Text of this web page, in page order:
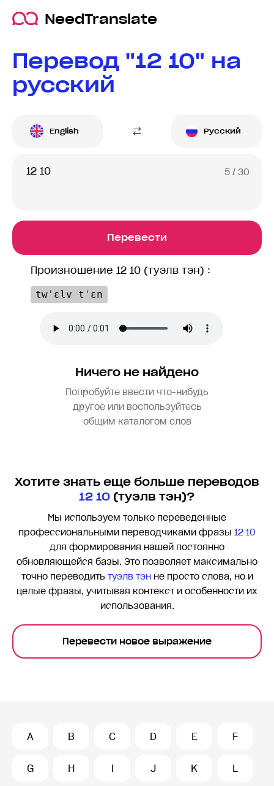
NeedTranslate
Перевод "12 10" на
русский
English Русский
5 / 30
Перевести
Произношение 12 10 (тyэлв тэн) :
twˈɛlv tˈɛn
Ничего не найдено
Попробуйте ввести что-нибудь
другое или воспользуйтесь
общим каталогом слов
Хотите знать еще больше переводов
12 10 (тyэлв тэн)?
Мы используем только переведенные
профессиональными переводчиками фразы 12 10
для формирования нашей постоянно
обновляющейся базы. Это позволяет максимально
точно переводить тyэлв тэнне просто слова, но и
целые фразы, учитывая контекст и особенности их
использования.
Перевести новое выражение
A B C D E F
G H I J K L